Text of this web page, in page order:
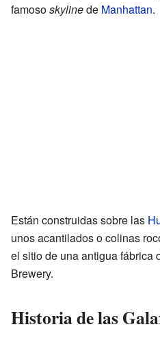
famososkylinede Manhattan.
Están construidas sobre las
unos acantilados o colinas
el sitio de una antigua fábrica
Brewery.
Historia de las